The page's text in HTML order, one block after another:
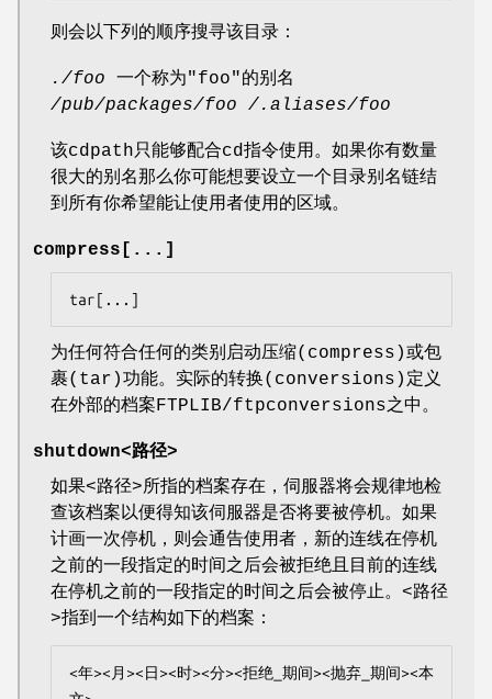
则会以下列的顺序搜寻该目录：
./foo 一个称为"foo"的别名
/pub/packages/foo
/.aliases/foo
该cdpath只能够配合cd指令使用。如果你有数量
很大的别名那么你可能想要设立一个目录别名链结
到所有你希望能让使用者使用的区域。
compress[...]
tar[...]
为任何符合任何的类别启动压缩(compress)或包
裹(tar)功能。实际的转换(conversions)定义
在外部的档案FTPLIB/ftpconversions之中。
shutdown<路径>
如果<路径>所指的档案存在，伺服器将会规律地检
查该档案以便得知该伺服器是否将要被停机。如果
计画一次停机，则会通告使用者，新的连线在停机
之前的一段指定的时间之后会被拒绝且目前的连线
在停机之前的一段指定的时间之后会被停止。<路径
>指到一个结构如下的档案：
<年><月><日><时><分><拒绝_期间><抛弃_期间><本